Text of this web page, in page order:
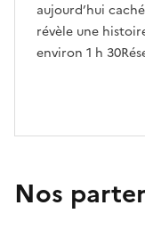
aujourd’hui
révèle une
environ 1 h
Nos